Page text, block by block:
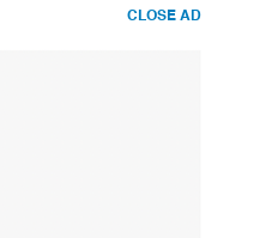
CLOSE AD